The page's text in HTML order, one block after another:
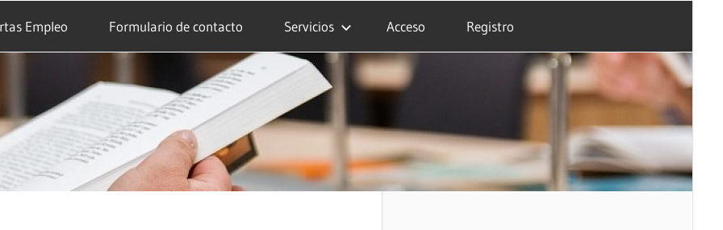
Empleo Formulario de contacto Servicios Acceso Registro